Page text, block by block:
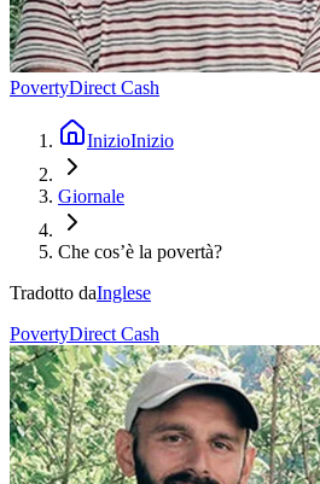
PovertyDirect Cash
InizioInizio
Giornale
Che cos’è la povertà?
Tradotto daInglese
PovertyDirect Cash